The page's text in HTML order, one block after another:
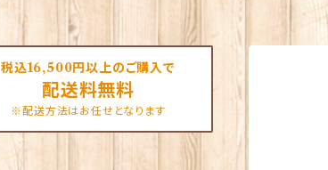
税込16,500円以上のご購入で
配送料無料
※配送方法はお任せとなります